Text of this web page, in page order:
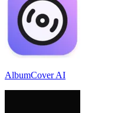
AlbumCover AI